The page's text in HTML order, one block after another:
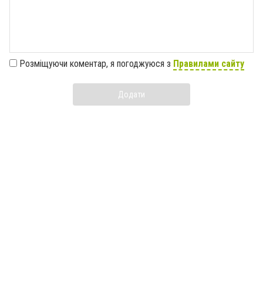
Розміщуючи коментар, я погоджуюся з Правилами сайту
Додати